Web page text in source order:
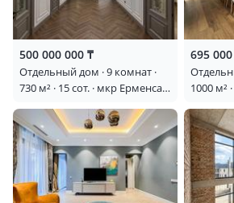
500 000 000 ₸
Отдельный дом · 9 комнат ·
730 м² · 15 сот. · мкр Ерменсай,
695
1000 м²